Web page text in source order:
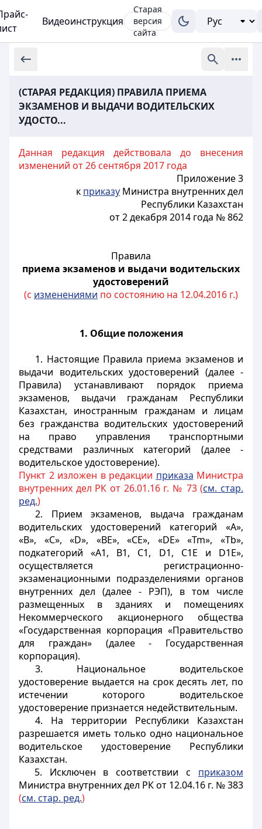
Видеоинструкция
Старая
версия
сайта
(СТАРАЯ РЕДАКЦИЯ) ПРАВИЛА ПРИЕМА
ЭКЗАМЕНОВ И ВЫДАЧИ ВОДИТЕЛЬСКИХ
УДОСТО...
Данная редакция действовала до внесения
изменений от 26 сентября 2017 года
Приложение 3
к приказу Министра внутренних дел
Республики Казахстан
от 2 декабря 2014 года № 862
Правила
приема экзаменов и выдачи водительских
удостоверений
(с изменениями по состоянию на 12.04.2016 г.)
1. Общие положения
1. Настоящие Правила приема экзаменов и
выдачи водительских удостоверений (далее -
Правила) устанавливают порядок приема
экзаменов, выдачи гражданам Республики
Казахстан, иностранным гражданам и лицам
без гражданства водительских удостоверений
на право управления транспортными
средствами различных категорий (далее -
водительское удостоверение).
Пункт 2 изложен в редакции приказа Министра
внутренних дел РК от 26.01.16 г. № 73 (см. стар.
ред.)
2. Прием экзаменов, выдача гражданам
водительских удостоверений категорий «А»,
«В», «С», «D», «BE», «СЕ», «DE» «Tm», «Tb»,
подкатегорий «A1, B1, C1, D1, C1E и D1E»,
осуществляется регистрационно-
экзаменационными подразделениями органов
внутренних дел (далее - РЭП), в том числе
размещенных в зданиях и помещениях
Некоммерческого акционерного общества
«Государственная корпорация «Правительство
для граждан» (далее - Государственная
корпорация).
3. Национальное водительское
удостоверение выдается на срок десять лет, по
истечении которого водительское
удостоверение признается недействительным.
4. На территории Республики Казахстан
разрешается иметь только одно национальное
водительское удостоверение Республики
Казахстан.
5. Исключен в соответствии с приказом
Министра внутренних дел РК от 12.04.16 г. № 383
(см. стар. ред.)